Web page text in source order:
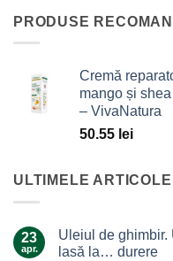
PRODUSE
Cremă
mango și
– VivaNatura
50.55 lei
ULTIMELE ARTICOLE
23
apr.
Uleiul de ghimbir.
lasă la… durere